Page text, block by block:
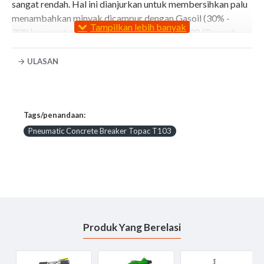
sangat rendah. Hal ini dianjurkan untuk membersihkan palu
menambahkan minyak dicampur dengan Gasoil (30% -
70%) secara berkala melalui n sepotong º 1132 (Racord
masuk)
weight
hex. 22×82,5 mm
ULASAN
Tags/penandaan:
Pneumatic Concrete Breaker Topac T103
Produk Yang Berelasi